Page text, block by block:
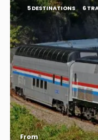
5 DESTINATIONS 6
From